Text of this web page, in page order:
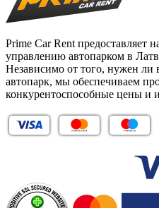
Prime Car Rent предоставляет
управлению автопарком в
Независимо от того, нужен ли
автопарк, мы обеспечиваем
конкурентоспособные цены и